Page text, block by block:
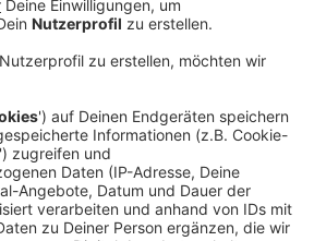
beim Brandschutz und
in dem Gebäude ein
behinderte Menschen. Auf
die Stadt, dass sie die
schon vor rund einem Jahr
setzte sie eine Frist diese